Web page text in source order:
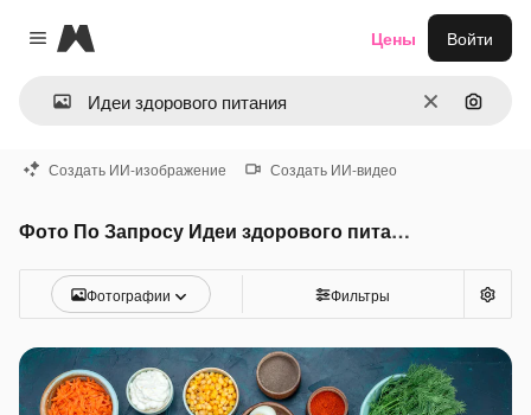
Close menu
Magnific
ОчиститьПоиск
Цены Войти
Создать ИИ-изображение Создать ИИ-видео
Фото По Запросу Идеи здорового питания
Фотографии Фильтры